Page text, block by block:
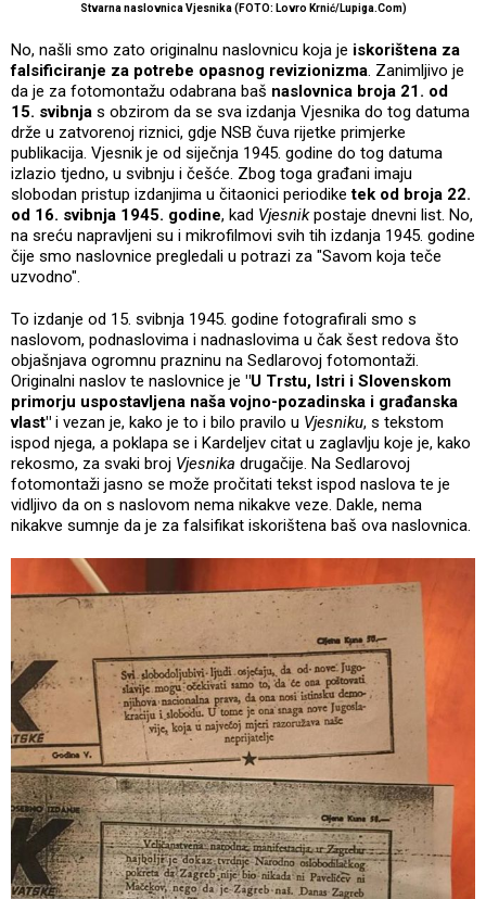
Stvarna naslovnica Vjesnika (FOTO: Lovro Krnić/Lupiga.Com)
No, našli smo zato originalnu naslovnicu koja je iskorištena za
falsificiranje za potrebe opasnog revizionizma. Zanimljivo je
da je za fotomontažu odabrana baš naslovnica broja 21. od
15. svibnja s obzirom da se sva izdanja Vjesnika do tog datuma
drže u zatvorenoj riznici, gdje NSB čuva rijetke primjerke
publikacija. Vjesnik je od siječnja 1945. godine do tog datuma
izlazio tjedno, u svibnju i češće. Zbog toga građani imaju
slobodan pristup izdanjima u čitaonici periodike tek od broja 22.
od 16. svibnja 1945. godine, kad Vjesnikpostaje dnevni list. No,
na sreću napravljeni su i mikrofilmovi svih tih izdanja 1945. godine
čije smo naslovnice pregledali u potrazi za "Savom koja teče
uzvodno".
To izdanje od 15. svibnja 1945. godine fotografirali smo s
naslovom, podnaslovima i nadnaslovima u čak šest redova što
objašnjava ogromnu prazninu na Sedlarovoj fotomontaži.
Originalni naslov te naslovnice je "U Trstu, Istri i Slovenskom
primorju uspostavljena naša vojno-pozadinska i građanska
vlast" i vezan je, kako je to i bilo pravilo u Vjesniku, s tekstom
ispod njega, a poklapa se i Kardeljev citat u zaglavlju koje je, kako
rekosmo, za svaki broj Vjesnika drugačije. Na Sedlarovoj
fotomontaži jasno se može pročitati tekst ispod naslova te je
vidljivo da on s naslovom nema nikakve veze. Dakle, nema
nikakve sumnje da je za falsifikat iskorištena baš ova naslovnica.